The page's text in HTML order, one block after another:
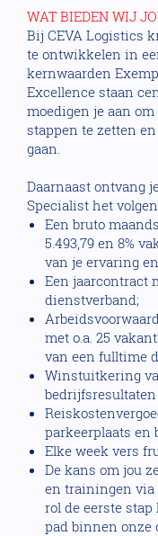
WAT BIEDEN WIJ
Bij CEVA Logistics
te ontwikkelen in
kernwaarden
Excellence staan
moedigen je aan
stappen te zetten
gaan.
Daarnaast ontvang
Specialist het
Een bruto
5.493,79 en 8%
van je ervaring
Een jaarcontract
dienstverband;
met o.a. 25
van een fulltime
Winstuitkering
parkeerplaats en
Elke week vers
De kans om jou
en trainingen via
rol de eerste
pad binnen onze